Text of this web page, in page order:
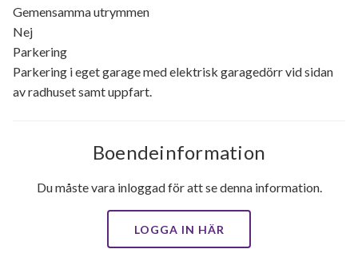
Gemensamma utrymmen
Nej
Parkering
Parkering i eget garage med elektrisk garagedörr vid sidan
av radhuset samt uppfart.
Boendeinformation
Du måste vara inloggad för att se denna information.
LOGGA IN HÄR